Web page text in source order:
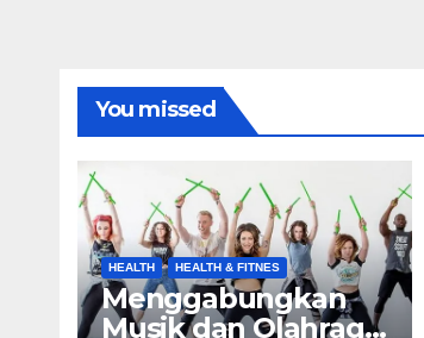
You missed
HEALTH HEALTH & FITNES
Menggabungkan
Musik dan Olahraga